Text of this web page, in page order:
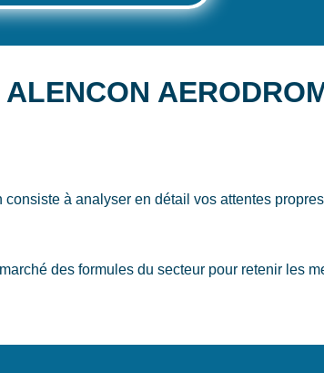
consiste à analyser en détail vos attentes
des formules du secteur pour retenir les